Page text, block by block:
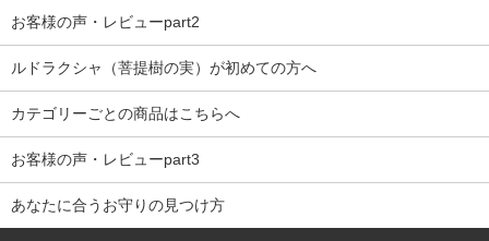
お客様の声・レビューpart2
ルドラクシャ（菩提樹の実）が初めての方へ
カテゴリーごとの商品はこちらへ
お客様の声・レビューpart3
あなたに合うお守りの見つけ方